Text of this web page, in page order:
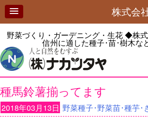
株式会
野菜づくり・ガーデニング・生花◆株
信州に適した種子･苗･樹木な
種馬鈴薯揃ってます
2018年03月13日 野菜種子･野菜苗･種芋･